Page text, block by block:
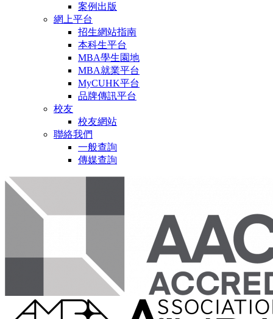
案例出版
網上平台
招生網站指南
本科生平台
MBA學生園地
MBA就業平台
MyCUHK平台
品牌傳訊平台
校友
校友網站
聯絡我們
一般查詢
傳媒查詢